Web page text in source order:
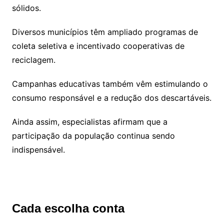
sólidos.
Diversos municípios têm ampliado programas de
coleta seletiva e incentivado cooperativas de
reciclagem.
Campanhas educativas também vêm estimulando o
consumo responsável e a redução dos descartáveis.
Ainda assim, especialistas afirmam que a
participação da população continua sendo
indispensável.
Cada escolha conta